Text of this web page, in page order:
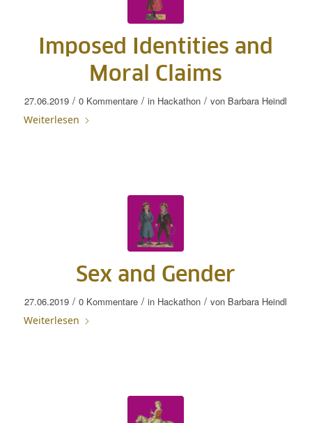
Imposed Identities and
Moral Claims
27.06.2019 / 0 Kommentare / in Hackathon / von Barbara Heindl
Weiterlesen
Sex and Gender
27.06.2019 / 0 Kommentare / in Hackathon / von Barbara Heindl
Weiterlesen